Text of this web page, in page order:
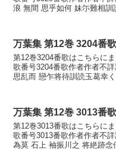
浪 無間 思乎如何 妹尓難相訓
万葉集 第12巻 3204番
第12巻3204番歌はこちらに
歌番号3204番歌作者作者不
思乱而 戀乍将待訓読玉葛幸
万葉集 第12巻 3013番
第12巻3013番歌はこちらに
歌番号3013番歌作者作者不
為莫 石上 袖振川之 将絶跡